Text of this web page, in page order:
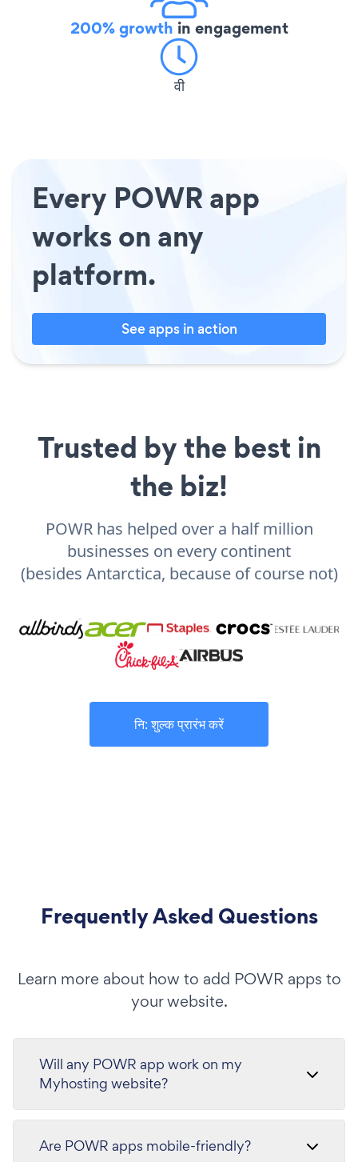
200% growth in engagement
वी
Every POWR app
works on any
platform.
See apps in action
Trusted by the best in
the biz!
POWR has helped over a half million
businesses on every continent
(besides Antarctica, because of course not)
नि: शुल्क प्रारंभ करें
Frequently Asked Questions
Learn more about how to add POWR apps to
your website.
Will any POWR app work on my
Myhosting website?
Are POWR apps mobile-friendly?